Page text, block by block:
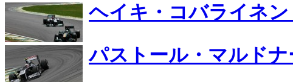
ヘイキ・コバライネン
パストール・マルド